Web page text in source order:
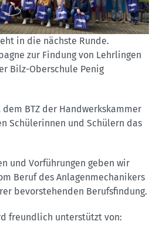
in die nächste Runde.
zur Findung von Lehrlingen
Bilz-Oberschule Penig
BTZ der Handwerkskammer
Schülerinnen und Schülern das
und Vorführungen geben wir
Beruf des Anlagenmechanikers
bevorstehenden Berufsfindung.
freundlich unterstützt von: